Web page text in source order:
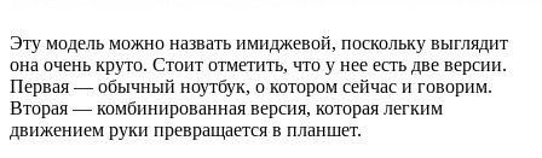
Эту модель можно назвать имиджевой, поскольку выглядит
она очень круто. Стоит отметить, что у нее есть две версии.
Первая — обычный ноутбук, о котором сейчас и говорим.
Вторая — комбинированная версия, которая легким
движением руки превращается в планшет.